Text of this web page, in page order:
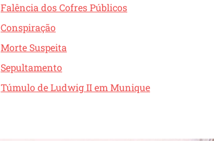
Falência dos Cofres Públicos
Conspiração
Morte Suspeita
Sepultamento
Túmulo de Ludwig II em Munique